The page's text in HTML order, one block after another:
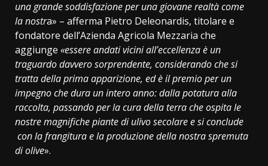
una grande soddisfazione per una giovane realtà come
la nostra» – afferma Pietro Deleonardis, titolare e
fondatore dell’Azienda Agricola Mezzaria che
aggiunge «essere andati vicini all’eccellenza è un
traguardo davvero sorprendente, considerando che si
tratta della prima apparizione, ed è il premio per un
impegno che dura un intero anno: dalla potatura alla
raccolta, passando per la cura della terra che ospita le
nostre magnifiche piante di ulivo secolare e si conclude
con la frangitura e la produzione della nostra spremuta
di olive».